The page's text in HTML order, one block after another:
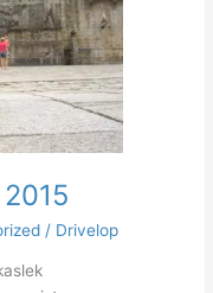
/ Drivelop